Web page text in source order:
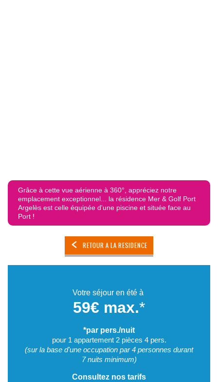
Grâce à cette vue aérienne à 360°, appréciez notre
emplacement exceptionnel... la résidence Mer & Golf Port
Argelès est celle équipée d'une piscine et située face au
Port !
RETOUR A LA RESIDENCE
Votre séjour en été à
59€ max.*
*par pers./nuit
pour 1 appartement 2 pièces 4 pers.
(sur la base d'une occupation par 4 personnes durant
7 nuits minimum)
Consultez nos tarifs